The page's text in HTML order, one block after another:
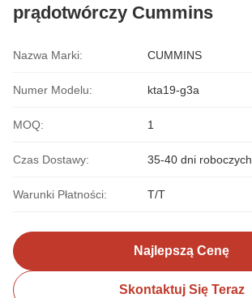
prądotwórczy Cummins
Nazwa Marki: CUMMINS
Numer Modelu: kta19-g3a
MOQ: 1
Czas Dostawy: 35-40 dni roboczych
Warunki Płatności: T/T
Najlepszą Cenę
Skontaktuj Się Teraz